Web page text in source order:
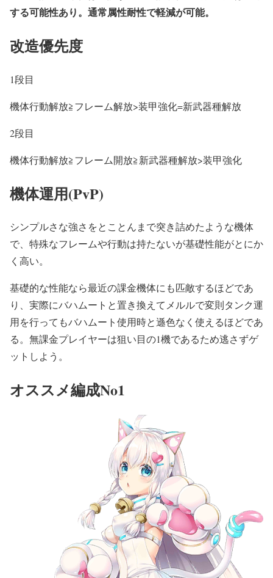
する可能性あり。通常属性耐性で軽減が可能。
改造優先度
1段目
機体行動解放≧フレーム解放>装甲強化=新武器種解放
2段目
機体行動解放≧フレーム開放≧新武器種解放>装甲強化
機体運用(PvP)
シンプルさな強さをとことんまで突き詰めたような機体
で、特殊なフレームや行動は持たないが基礎性能がとにか
く高い。
基礎的な性能なら最近の課金機体にも匹敵するほどであ
り、実際にバハムートと置き換えてメルルで変則タンク運
用を行ってもバハムート使用時と遜色なく使えるほどであ
る。無課金プレイヤーは狙い目の1機であるため逃さずゲ
ットしよう。
オススメ編成No1